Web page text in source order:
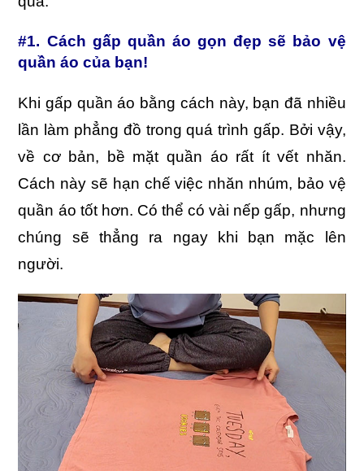
#1. Cách gấp quần áo gọn đẹp sẽ bảo vệ
quần áo của bạn!
Khi gấp quần áo bằng cách này, bạn đã nhiều
lần làm phẳng đồ trong quá trình gấp. Bởi vậy,
về cơ bản, bề mặt quần áo rất ít vết nhăn.
Cách này sẽ hạn chế việc nhăn nhúm, bảo vệ
quần áo tốt hơn. Có thể có vài nếp gấp, nhưng
chúng sẽ thẳng ra ngay khi bạn mặc lên
người.